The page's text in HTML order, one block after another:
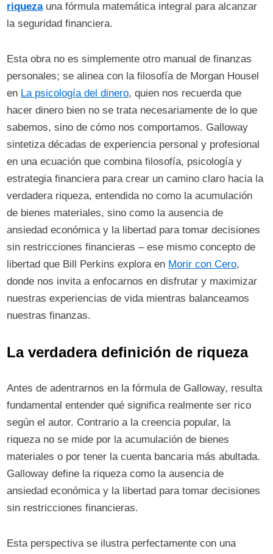
riqueza una fórmula matemática integral para alcanzar
la seguridad financiera.
Esta obra no es simplemente otro manual de finanzas
personales; se alinea con la filosofía de Morgan Housel
en La psicología del dinero, quien nos recuerda que
hacer dinero bien no se trata necesariamente de lo que
sabemos, sino de cómo nos comportamos. Galloway
sintetiza décadas de experiencia personal y profesional
en una ecuación que combina filosofía, psicología y
estrategia financiera para crear un camino claro hacia la
verdadera riqueza, entendida no como la acumulación
de bienes materiales, sino como la ausencia de
ansiedad económica y la libertad para tomar decisiones
sin restricciones financieras – ese mismo concepto de
libertad que Bill Perkins explora en Morir con Cero,
donde nos invita a enfocarnos en disfrutar y maximizar
nuestras experiencias de vida mientras balanceamos
nuestras finanzas.
La verdadera definición de riqueza
Antes de adentrarnos en la fórmula de Galloway, resulta
fundamental entender qué significa realmente ser rico
según el autor. Contrario a la creencia popular, la
riqueza no se mide por la acumulación de bienes
materiales o por tener la cuenta bancaria más abultada.
Galloway define la riqueza como la ausencia de
ansiedad económica y la libertad para tomar decisiones
sin restricciones financieras.
Esta perspectiva se ilustra perfectamente con una